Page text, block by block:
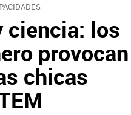
ciencia: los
provocan
chicas